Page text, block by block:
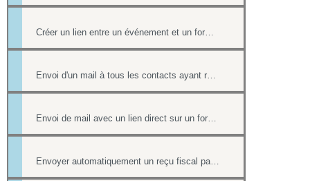
Créer un lien entre un événement et un formulaire
Envoi d'un mail à tous les contacts ayant répondu à un formulaire
Envoi de mail avec un lien direct sur un formulaire, pré-rempli avec les informations du contact
Envoyer automatiquement un reçu fiscal par mail lors d'une réponse à un formulaire en ligne